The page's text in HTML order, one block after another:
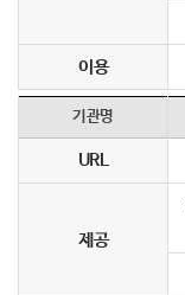
이용
기관명
URL
제공